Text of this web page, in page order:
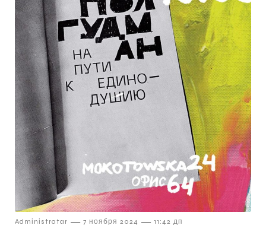
Admіnіstratar — 7 ноября 2024 — 11:42 дп